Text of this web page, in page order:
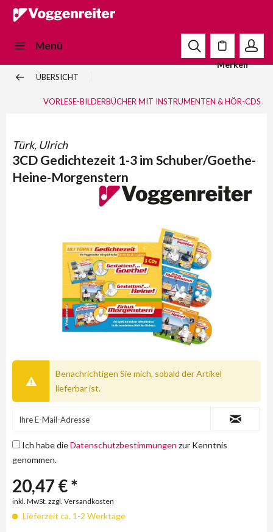
Menü
Merken
ÜBERSICHT
VORLESE-BILDERBÜCHER MIT INSTRUMENTEN & HÖR-CDS
Türk, Ulrich
3CD Gedichtezeit 1-3 im Schuber/Goethe-
Heine-Morgenstern
Benachrichtigen Sie mich, sobald der Artikel
lieferbar ist.
Ich habe dieDatenschutzbestimmungen zur Kenntnis
genommen.
20,47 € *
inkl. MwSt. zzgl. Versandkosten
Lieferzeit ca. 1-2 Werktage